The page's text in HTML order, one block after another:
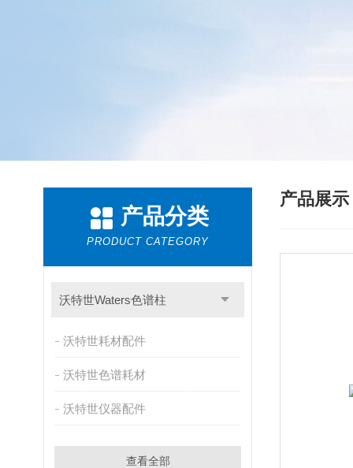
产品分类
PRODUCT CATEGORY
沃特世Waters色谱柱
沃特世耗材配件
沃特世色谱耗材
沃特世仪器配件
查看全部
产品展示